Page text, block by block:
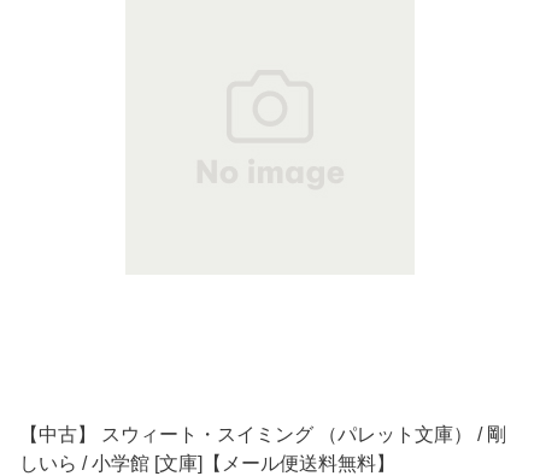
【中古】 スウィート・スイミング （パレット文庫） / 剛
しいら / 小学館 [文庫]【メール便送料無料】